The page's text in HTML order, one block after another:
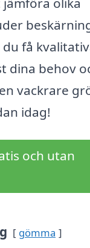
få
dina behov
vackrare
idag!
och utan
gömma